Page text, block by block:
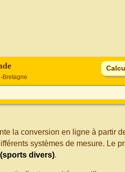
Bretagne
la conversion en ligne à partir
systèmes de mesure. Le
divers).